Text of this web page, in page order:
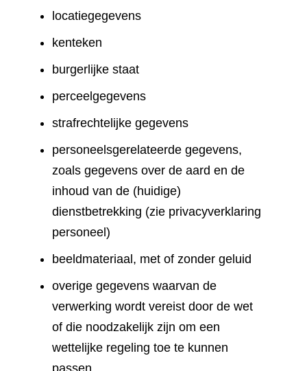
locatiegegevens
kenteken
burgerlijke staat
perceelgegevens
strafrechtelijke gegevens
personeelsgerelateerde gegevens,
zoals gegevens over de aard en de
inhoud van de (huidige)
dienstbetrekking (zie privacyverklaring
personeel)
beeldmateriaal, met of zonder geluid
overige gegevens waarvan de
verwerking wordt vereist door de wet
of die noodzakelijk zijn om een
wettelijke regeling toe te kunnen
passen